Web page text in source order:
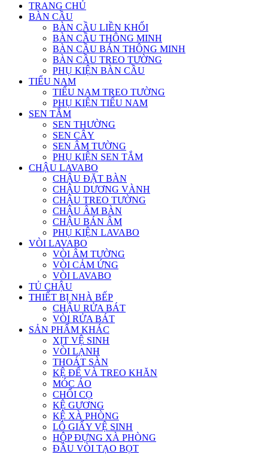
TRANG CHỦ
BÀN CẦU
BÀN CẦU LIỀN KHỐI
BÀN CẦU THÔNG MINH
BÀN CẦU BÁN THÔNG MINH
BÀN CẦU TREO TƯỜNG
PHỤ KIỆN BÀN CẦU
TIỂU NAM
TIỂU NAM TREO TƯỜNG
PHỤ KIỆN TIỂU NAM
SEN TẮM
SEN THƯỜNG
SEN CÂY
SEN ÂM TƯỜNG
PHỤ KIỆN SEN TẮM
CHẬU LAVABO
CHẬU ĐẶT BÀN
CHẬU DƯƠNG VÀNH
CHẬU TREO TƯỜNG
CHẬU ÂM BÀN
CHẬU BÁN ÂM
PHỤ KIỆN LAVABO
VÒI LAVABO
VÒI ÂM TƯỜNG
VÒI CẢM ỨNG
VÒI LAVABO
TỦ CHẬU
THIẾT BỊ NHÀ BẾP
CHẬU RỬA BÁT
VÒI RỬA BÁT
SẢN PHẨM KHÁC
XỊT VỆ SINH
VÒI LẠNH
THOÁT SÀN
KỆ ĐỂ VÀ TREO KHĂN
MÓC ÁO
CHỔI CỌ
KỆ GƯƠNG
KỆ XÀ PHÒNG
LÔ GIẤY VỆ SINH
HỘP ĐỰNG XÀ PHÒNG
ĐẦU VÒI TẠO BỌT